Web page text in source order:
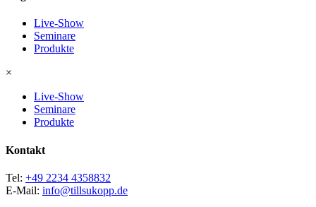
Live-Show
Seminare
Produkte
×
Live-Show
Seminare
Produkte
Kontakt
Tel: +49 2234 4358832
E-Mail: info@tillsukopp.de